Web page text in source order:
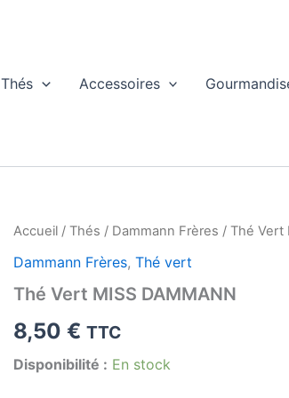
Thés Accessoires
Accueil / Thés / Dammann Frères / Thé Vert
Dammann Frères, Thé vert
Thé Vert MISS DAMMANN
8,50 € TTC
Disponibilité : En stock